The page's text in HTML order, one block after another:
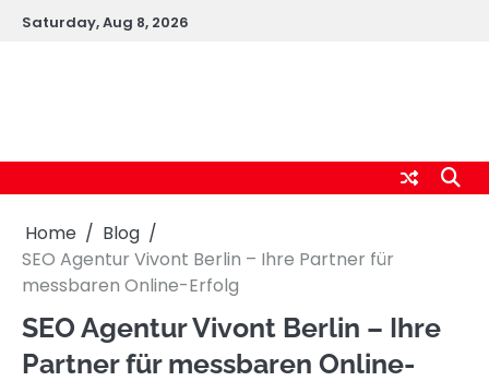
SkipSaturday, Aug 8, 2026
Home
Blog
SEO Agentur Vivont Berlin – Ihre Partner für
messbaren Online-Erfolg
SEO Agentur Vivont Berlin – Ihre
Partner für messbaren Online-